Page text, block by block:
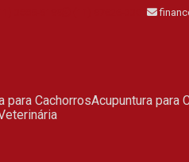
para Cachorros Acupuntura para